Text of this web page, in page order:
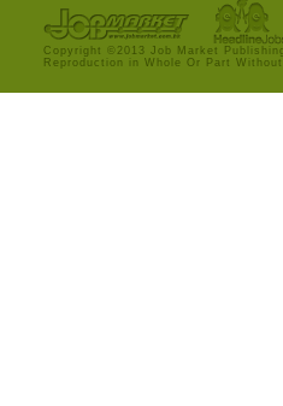
Copyright ©2013 Job Market
Reproduction in Whole Or Part